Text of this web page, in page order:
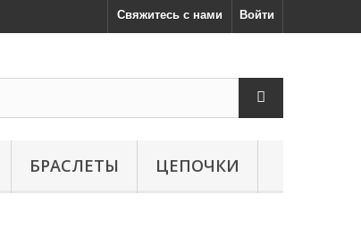
Войти
Свяжитесь с нами
БРАСЛЕТЫ ЦЕПОЧКИ